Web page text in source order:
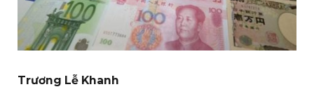
Trương Lễ Khanh